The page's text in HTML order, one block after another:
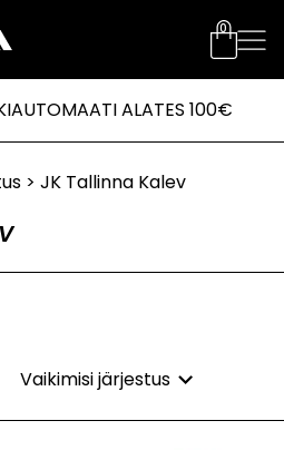
0
ALATES 100€
> JK Tallinna Kalev